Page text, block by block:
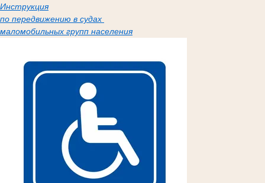
Инструкция
по передвижению в судах
маломобильных групп населения